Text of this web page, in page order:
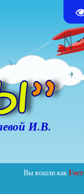
И.В.
Вы вошли как